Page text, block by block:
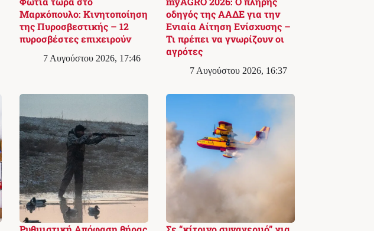
Μαρκόπουλο: Κινητοποίηση
της Πυροσβεστικής – 12
πυροσβέστες επιχειρούν
7 Αυγούστου 2026, 17:46
οδηγός της ΑΑΔΕ για την
Ενιαία Αίτηση Ενίσχυσης –
Τι πρέπει να γνωρίζουν οι
αγρότες
7 Αυγούστου 2026, 16:37